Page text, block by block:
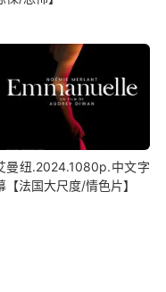
曼纽.2024.1080p.中文字
【法国大尺度/情色片】